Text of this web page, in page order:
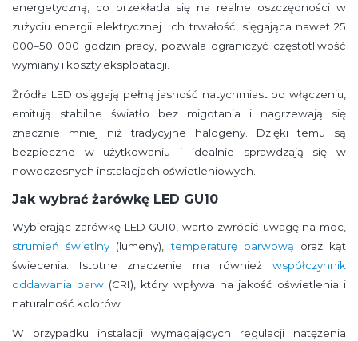
energetyczną, co przekłada się na realne oszczędności w
zużyciu energii elektrycznej. Ich trwałość, sięgająca nawet 25
000–50 000 godzin pracy, pozwala ograniczyć częstotliwość
wymiany i koszty eksploatacji.
Źródła LED osiągają pełną jasność natychmiast po włączeniu,
emitują stabilne światło bez migotania i nagrzewają się
znacznie mniej niż tradycyjne halogeny. Dzięki temu są
bezpieczne w użytkowaniu i idealnie sprawdzają się w
nowoczesnych instalacjach oświetleniowych.
Jak wybrać żarówkę LED GU10
Wybierając żarówkę LED GU10, warto zwrócić uwagę na moc,
strumień świetlny (lumeny),temperaturę barwową oraz kąt
świecenia. Istotne znaczenie ma również współczynnik
oddawania barw (CRI), który wpływa na jakość oświetlenia i
naturalność kolorów.
W przypadku instalacji wymagających regulacji natężenia